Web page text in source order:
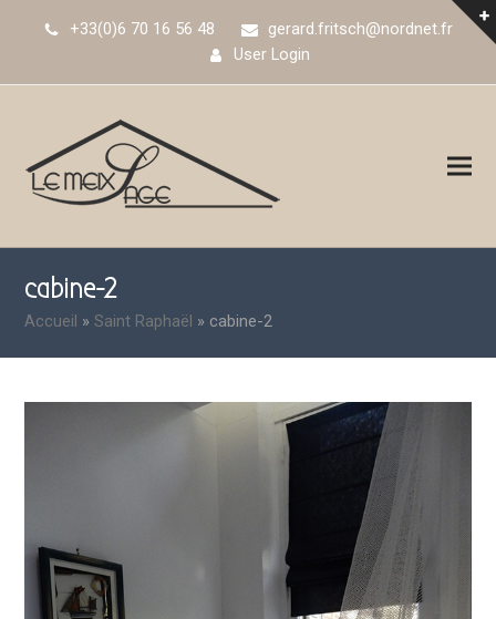
+33(0)6 70 16 56 48
gerard.fritsch@nordnet.fr
User Login
cabine-2
Accueil »Saint Raphaël » cabine-2